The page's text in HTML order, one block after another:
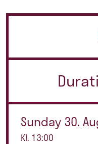
Sunday 30.
Kl. 13:00